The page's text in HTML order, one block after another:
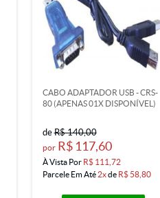
CABO ADAPTADOR USB - CRS-
80 (APENAS 01X DISPONÍVEL)
de R$ 140,00
por R$ 117,60
À Vista Por R$ 111,72
Parcele Em Até 2xde R$ 58,80